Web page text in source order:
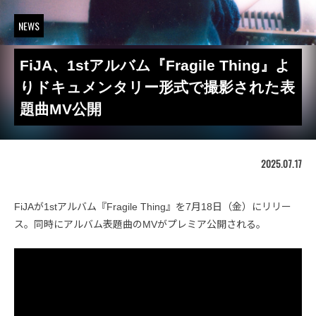
NEWS
FiJA、1stアルバム『Fragile Thing』よ
りドキュメンタリー形式で撮影された表
題曲MV公開
2025.07.17
FiJAが1stアルバム『Fragile Thing』を7月18日（金）にリリー
ス。同時にアルバム表題曲のMVがプレミア公開される。